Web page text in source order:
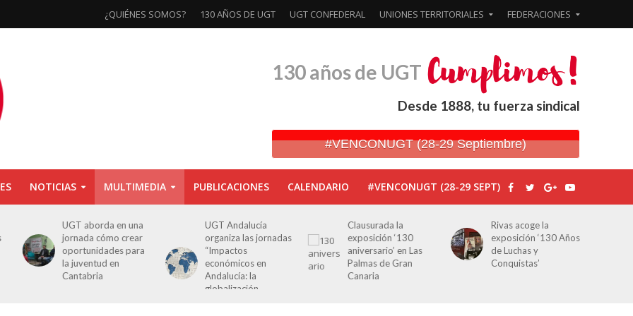
¿QUIÉNES SOMOS? 130 AÑOS DE UGT UGT CONFEDERAL UNIONES TERRITORIALES FEDERACIONES
130 años de UGT
Desde 1888, tu fuerza sindical
#VENCONUGT (28-29 Septiembre)
NOTICIAS MULTIMEDIA PUBLICACIONES CALENDARIO #VENCONUGT (28-29 SEPT)
UGT Andalucía
organiza las jornadas
“Impactos
económicos en
Andalucía: la
Clausurada la
exposición ‘130
aniversario’ en Las
Palmas de Gran
Canaria
Rivas acoge la
exposición ‘130 Años
de Luchas y
Conquistas’
Javier Bueno, el
periodista asesinado
por Franco por sus
editoriales de prensa